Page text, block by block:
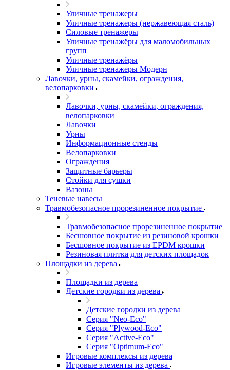
Уличные тренажеры
Уличные тренажеры (нержавеющая сталь)
Силовые тренажеры
Уличные тренажёры для маломобильных
групп
Уличные тренажёры
Уличные тренажеры Модерн
Лавочки, урны, скамейки, ограждения,
велопарковки
Лавочки, урны, скамейки, ограждения,
велопарковки
Лавочки
Урны
Информационные стенды
Велопарковки
Ограждения
Защитные барьеры
Стойки для сушки
Вазоны
Теневые навесы
Травмобезопасное прорезиненное покрытие
Травмобезопасное прорезиненное покрытие
Бесшовное покрытие из резиновой крошки
Бесшовное покрытие из EPDM крошки
Резиновая плитка для детских площадок
Площадки из дерева
Площадки из дерева
Детские городки из дерева
Детские городки из дерева
Серия "Neo-Eco"
Серия "Plywood-Eco"
Серия "Active-Eco"
Серия "Оptimum-Еco"
Игровые комплексы из дерева
Игровые элементы из дерева